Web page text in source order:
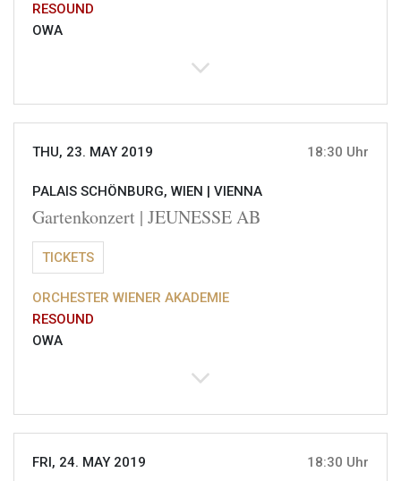
RESOUND
OWA
THU, 23. MAY 2019 18:30 Uhr
PALAIS SCHÖNBURG, WIEN | VIENNA
Gartenkonzert | JEUNESSE AB
TICKETS
ORCHESTER WIENER AKADEMIE
RESOUND
OWA
FRI, 24. MAY 2019 18:30 Uhr